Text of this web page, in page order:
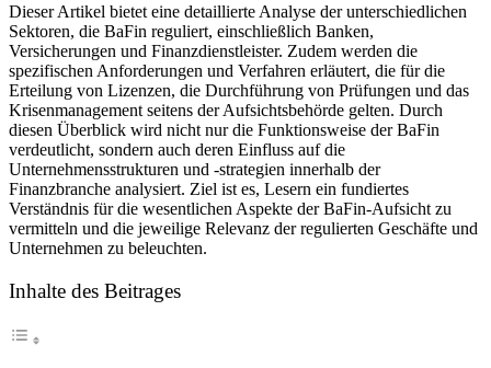
Dieser Artikel‌ bietet eine detaillierte Analyse der unterschiedlichen‍
Sektoren, die BaFin reguliert, einschließlich Banken,
Versicherungen ⁤und Finanzdienstleister. Zudem werden die
spezifischen Anforderungen und Verfahren erläutert, die für die
Erteilung von Lizenzen, die Durchführung von Prüfungen und das
‍Krisenmanagement seitens⁢ der Aufsichtsbehörde⁢ gelten. Durch
diesen Überblick wird nicht nur ​die⁢ Funktionsweise der BaFin
‌verdeutlicht, ​sondern auch deren⁣ Einfluss auf die
Unternehmensstrukturen und -strategien innerhalb ⁢der
Finanzbranche analysiert. Ziel ist es, Lesern ein fundiertes
⁣Verständnis für ​die wesentlichen Aspekte der BaFin-Aufsicht‌ zu
⁤vermitteln und die jeweilige ‍Relevanz der‍ regulierten ‌Geschäfte und
Unternehmen zu ‍beleuchten.
Inhalte des Beitrages